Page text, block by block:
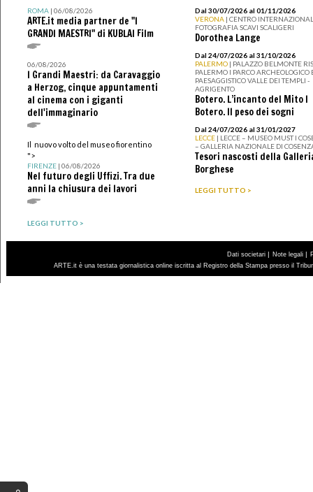
ROMA| 06/08/2026
ARTE.it media partner de "I
GRANDI MAESTRI" di KUBLAI Film
06/08/2026
I Grandi Maestri: da Caravaggio
a Herzog, cinque appuntamenti
al cinema con i giganti
dell'immaginario
Il nuovo volto del museo fiorentino
">
FIRENZE| 06/08/2026
Nel futuro degli Uffizi. Tra due
anni la chiusura dei lavori
LEGGI TUTTO >
Dal 30/07/2026 al 01/11/2026
VERONA | CENTRO
FOTOGRAFIA SCAVI SCALIGERI
Dorothea Lange
Dal 24/07/2026 al 31/10/2026
PALERMO | PALAZZO BELMONTE
PALERMO I PARCO ARCHEOLOGICO
PAESAGGISTICO VALLE DEI TEMPLI -
AGRIGENTO
Botero. L’incanto del Mito I
Botero. Il peso dei sogni
Dal 24/07/2026 al 31/01/2027
LECCE | LECCE – MUSEO MUST I
– GALLERIA NAZIONALE DI
Tesori nascosti della
Borghese
LEGGI TUTTO >
Dati societari | Note legali |
ARTE.it è una testata giornalistica online iscritta al Registro della Stampa presso il